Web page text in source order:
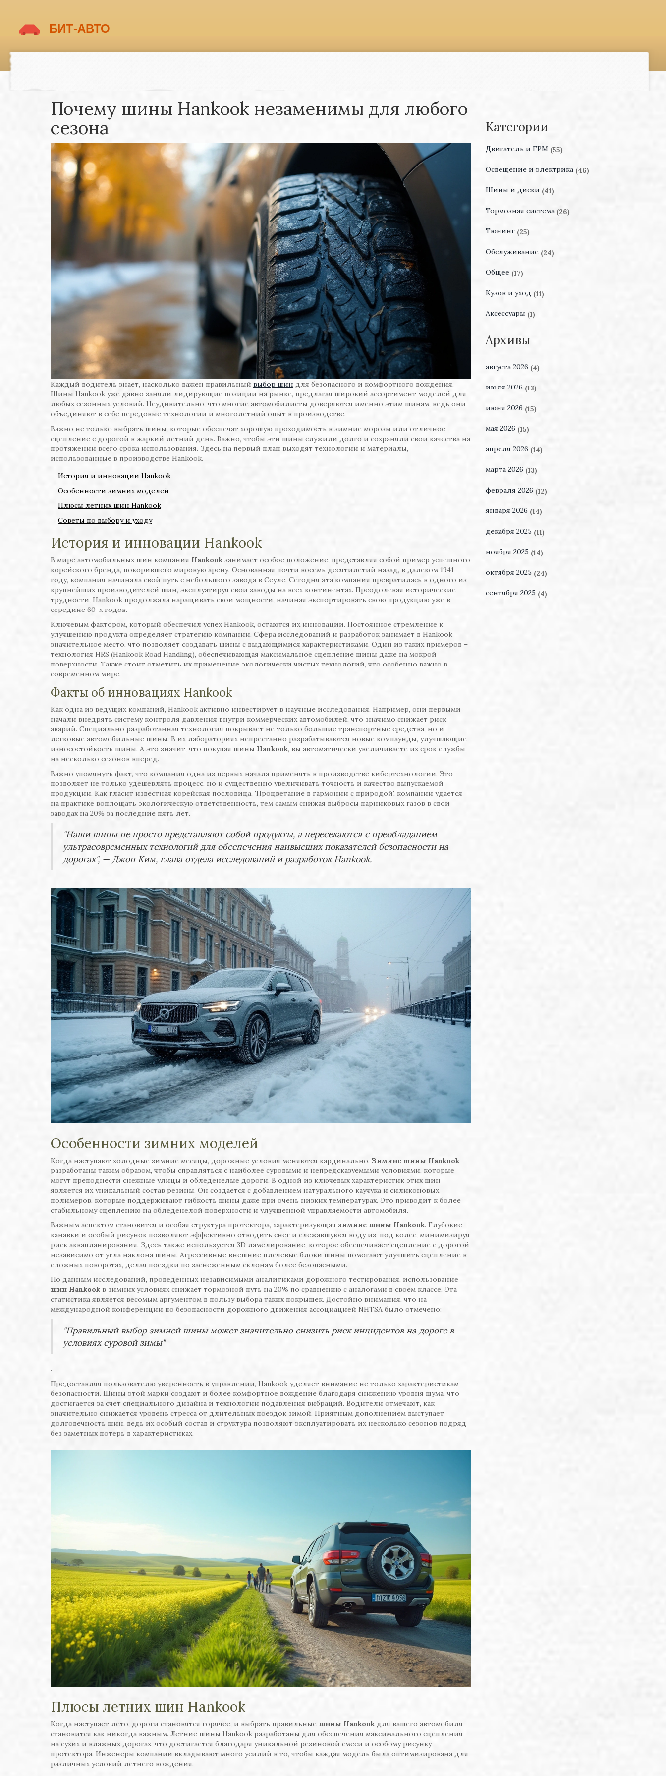
Почему шины Hankook незаменимы для любого
сезона
Каждый водитель знает, насколько важен правильный выбор шин для безопасного и комфортного вождения.
Шины Hankook уже давно заняли лидирующие позиции на рынке, предлагая широкий ассортимент моделей для
любых сезонных условий. Неудивительно, что многие автомобилисты доверяются именно этим шинам, ведь они
объединяют в себе передовые технологии и многолетний опыт в производстве.
Важно не только выбрать шины, которые обеспечат хорошую проходимость в зимние морозы или отличное
сцепление с дорогой в жаркий летний день. Важно, чтобы эти шины служили долго и сохраняли свои качества на
протяжении всего срока использования. Здесь на первый план выходят технологии и материалы,
использованные в производстве Hankook.
История и инновации Hankook
Особенности зимних моделей
Плюсы летних шин Hankook
Советы по выбору и уходу
История и инновации Hankook
В мире автомобильных шин компания Hankook занимает особое положение, представляя собой пример успешного
корейского бренда, покорившего мировую арену. Основанная почти восемь десятилетий назад, в далеком 1941
году, компания начинала свой путь с небольшого завода в Сеуле. Сегодня эта компания превратилась в одного из
крупнейших производителей шин, эксплуатируя свои заводы на всех континентах. Преодолевая исторические
трудности, Hankook продолжала наращивать свои мощности, начиная экспортировать свою продукцию уже в
середине 60-х годов.
Ключевым фактором, который обеспечил успех Hankook, остаются их инновации. Постоянное стремление к
улучшению продукта определяет стратегию компании. Сфера исследований и разработок занимает в Hankook
значительное место, что позволяет создавать шины с выдающимися характеристиками. Один из таких примеров –
технология HRS (Hankook Road Handling), обеспечивающая максимальное сцепление шины даже на мокрой
поверхности. Также стоит отметить их применение экологически чистых технологий, что особенно важно в
современном мире.
Факты об инновациях Hankook
Как одна из ведущих компаний, Hankook активно инвестирует в научные исследования. Например, они первыми
начали внедрять систему контроля давления внутри коммерческих автомобилей, что значимо снижает риск
аварий. Специально разработанная технология покрывает не только большие транспортные средства, но и
легковые автомобильные шины. В их лабораториях непрестанно разрабатываются новые компаунды, улучшающие
износостойкость шины. А это значит, что покупая шины Hankook, вы автоматически увеличиваете их срок службы
на несколько сезонов вперед.
Важно упомянуть факт, что компания одна из первых начала применять в производстве кибертехнологии. Это
позволяет не только удешевлять процесс, но и существенно увеличивать точность и качество выпускаемой
продукции. Как гласит известная корейская пословица, 'Процветание в гармонии с природой', компании удается
на практике воплощать экологическую ответственность, тем самым снижая выбросы парниковых газов в свои
заводах на 20% за последние пять лет.
"Наши шины не просто представляют собой продукты, а пересекаются с преобладанием
ультрасовременных технологий для обеспечения наивысших показателей безопасности на
дорогах", — Джон Ким, глава отдела исследований и разработок Hankook.
Особенности зимних моделей
Когда наступают холодные зимние месяцы, дорожные условия меняются кардинально. Зимние шины Hankook
разработаны таким образом, чтобы справляться с наиболее суровыми и непредсказуемыми условиями, которые
могут преподнести снежные улицы и обледенелые дороги. В одной из ключевых характеристик этих шин
является их уникальный состав резины. Он создается с добавлением натурального каучука и силиконовых
полимеров, которые поддерживают гибкость шины даже при очень низких температурах. Это приводит к более
стабильному сцеплению на обледенелой поверхности и улучшенной управляемости автомобиля.
Важным аспектом становится и особая структура протектора, характеризующая зимние шины Hankook. Глубокие
канавки и особый рисунок позволяют эффективно отводить снег и слежавшуюся воду из-под колес, минимизируя
риск аквапланирования. Здесь также используется 3D ламелирование, которое обеспечивает сцепление с дорогой
независимо от угла наклона шины. Агрессивные внешние плечевые блоки шины помогают улучшить сцепление в
сложных поворотах, делая поездки по заснеженным склонам более безопасными.
По данным исследований, проведенных независимыми аналитиками дорожного тестирования, использование
шин Hankook в зимних условиях снижает тормозной путь на 20% по сравнению с аналогами в своем классе. Эта
статистика является весомым аргументом в пользу выбора таких покрышек. Достойно внимания, что на
международной конференции по безопасности дорожного движения ассоциацией NHTSA было отмечено:
"Правильный выбор зимней шины может значительно снизить риск инцидентов на дороге в
условиях суровой зимы"
.
Предоставляя пользователю уверенность в управлении, Hankook уделяет внимание не только характеристикам
безопасности. Шины этой марки создают и более комфортное вождение благодаря снижению уровня шума, что
достигается за счет специального дизайна и технологии подавления вибраций. Водители отмечают, как
значительно снижается уровень стресса от длительных поездок зимой. Приятным дополнением выступает
долговечность шин, ведь их особый состав и структура позволяют эксплуатировать их несколько сезонов подряд
без заметных потерь в характеристиках.
Плюсы летних шин Hankook
Когда наступает лето, дороги становятся горячее, и выбрать правильные шины Hankook для вашего автомобиля
становится как никогда важным. Летние шины Hankook разработаны для обеспечения максимального сцепления
на сухих и влажных дорогах, что достигается благодаря уникальной резиновой смеси и особому рисунку
протектора. Инженеры компании вкладывают много усилий в то, чтобы каждая модель была оптимизирована для
различных условий летнего вождения.
Категории
Двигатель и ГРМ (55)
Освещение и электрика (46)
Шины и диски (41)
Тормозная система (26)
Тюнинг (25)
Обслуживание (24)
Общее (17)
Кузов и уход (11)
Аксессуары (1)
Архивы
августа 2026 (4)
июля 2026 (13)
июня 2026 (15)
мая 2026 (15)
апреля 2026 (14)
марта 2026 (13)
февраля 2026 (12)
января 2026 (14)
декабря 2025 (11)
ноября 2025 (14)
октября 2025 (24)
сентября 2025 (4)